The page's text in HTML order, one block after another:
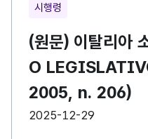
시행령
(원문) 이탈리아
O
2005, n. 206)
등록일
2025-12-29